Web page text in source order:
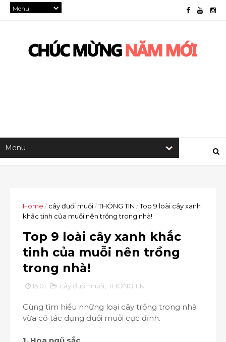
Home / cây đuổi muỗi/THÔNG TIN /Top 9 loài cây xanh
khắc tinh của muỗi nên trồng trong nhà!
Top 9 loài cây xanh khắc
tinh của muỗi nên trồng
trong nhà!
15:01 cây đuổi muỗi THÔNG TIN
Cùng tìm hiểu những loại cây trồng trong nhà
vừa có tác dụng đuổi muỗi cực đỉnh.